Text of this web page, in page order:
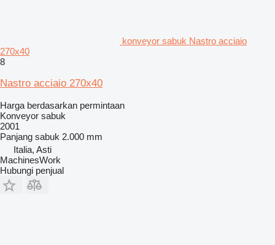
konveyor sabuk Nastro acciaio
270x40
8
Nastro acciaio 270x40
Harga berdasarkan permintaan
Konveyor sabuk
2001
Panjang sabuk 2.000 mm
Italia, Asti
MachinesWork
Hubungi penjual